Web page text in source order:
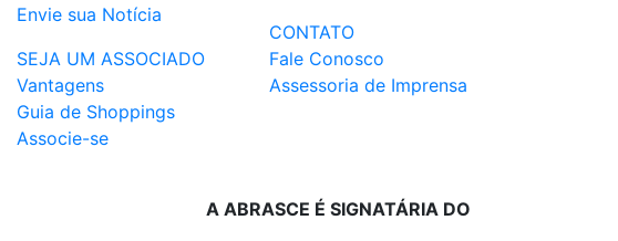
Envie sua Notícia
SEJA UM ASSOCIADO
Vantagens
Guia de Shoppings
Associe-se
CONTATO
Fale Conosco
Assessoria de Imprensa
A ABRASCE É SIGNATÁRIA DO